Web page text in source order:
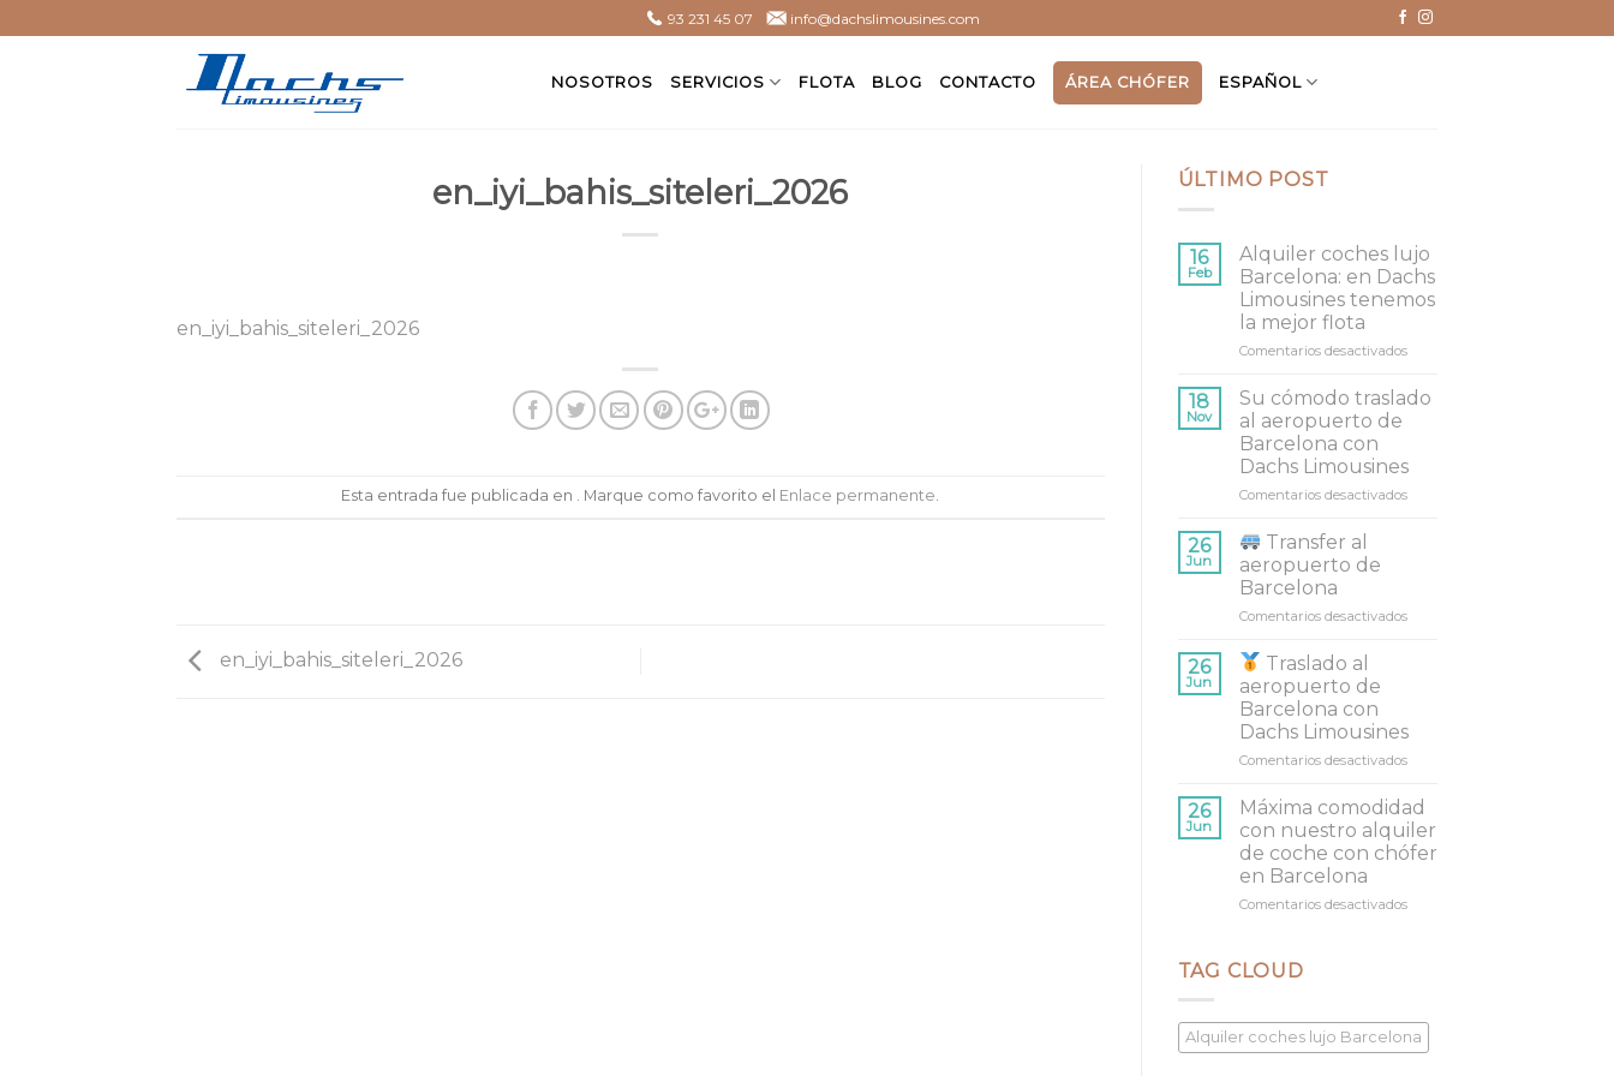
93 231 45 07 info@dachslimousines.com
NOSOTROS SERVICIOS FLOTA BLOG CONTACTO ÁREA CHÓFER ESPAÑOL
en_iyi_bahis_siteleri_2026
en_iyi_bahis_siteleri_2026
Esta entrada fue publicada en . Marque como favorito el Enlace permanente
en_iyi_bahis_siteleri_2026
ÚLTIMO POST
16
Feb
Alquiler coches lujo
Barcelona: en Dachs
Limousines tenemos
la mejor flota
Comentarios desactivadosen
coches
Dachs
Limousines
18
Nov
Su cómodo traslado
al aeropuerto de
Barcelona con
Dachs Limousines
Comentarios desactivadosen
de
26
Jun
Transfer al
aeropuerto de
Barcelona
Comentarios desactivadosen
Barcelona
26
Jun
Traslado al
aeropuerto de
Barcelona con
Dachs Limousines
Comentarios desactivadosen
Traslado
al
aeropuerto
de
con
26
Jun
Máxima comodidad
con nuestro alquiler
de coche con chófer
en Barcelona
Comentarios desactivadosen
de
coche
TAG CLOUD
Alquiler coches lujo Barcelona